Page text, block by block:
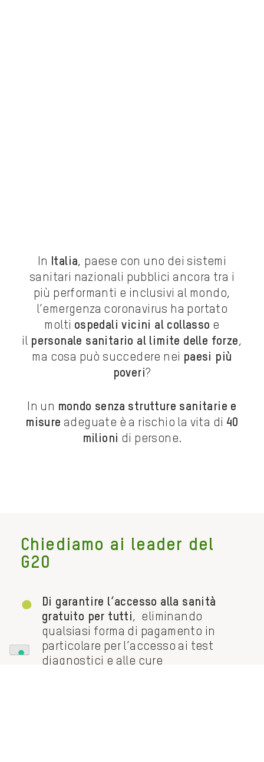
In Italia, paese con uno dei sistemi
sanitari nazionali pubblici ancora tra i
più performanti e inclusivi al mondo,
l’emergenza coronavirus ha portato
molti ospedali vicini al collasso e
il personale sanitario al limite delle forze,
ma cosa può succedere nei paesi più
poveri?
In un mondo senza strutture sanitarie e
misure adeguate è a rischio la vita di 40
milioni di persone.
Chiediamo ai leader del
G20
Di garantire l’accesso alla sanità
gratuito per tutti, eliminando
qualsiasi forma di pagamento in
particolare per l’accesso ai test
diagnostici e alle cure